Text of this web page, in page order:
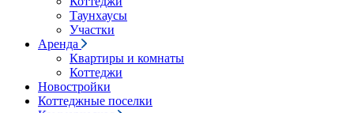
Таунхаусы
Участки
Аренда
Квартиры и комнаты
Коттеджи
Новостройки
Коттеджные поселки